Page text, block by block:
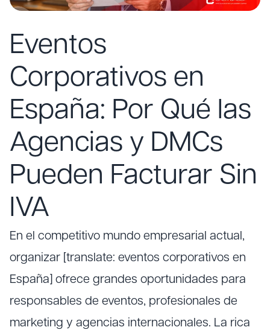
Eventos
Corporativos en
España: Por Qué las
Agencias y DMCs
Pueden Facturar Sin
IVA
En el competitivo mundo empresarial actual,
organizar [translate: eventos corporativos en
España] ofrece grandes oportunidades para
responsables de eventos, profesionales de
marketing y agencias internacionales. La rica